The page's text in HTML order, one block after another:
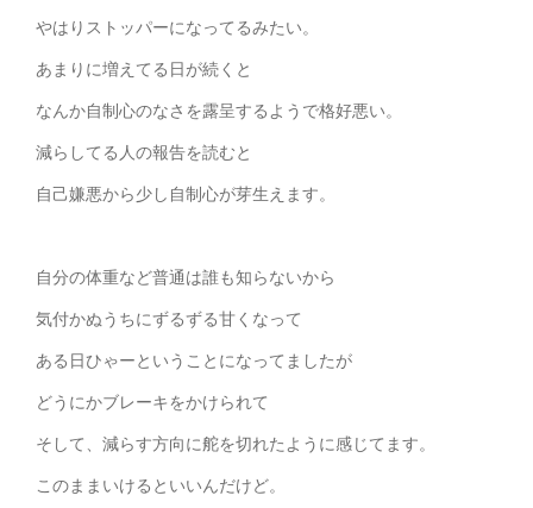
やはりストッパーになってるみたい。
あまりに増えてる日が続くと
なんか自制心のなさを露呈するようで格好悪い。
減らしてる人の報告を読むと
自己嫌悪から少し自制心が芽生えます。
自分の体重など普通は誰も知らないから
気付かぬうちにずるずる甘くなって
ある日ひゃーということになってましたが
どうにかブレーキをかけられて
そして、減らす方向に舵を切れたように感じてます。
このままいけるといいんだけど。